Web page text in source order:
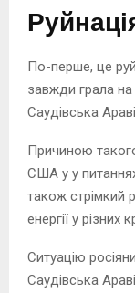
По-перше, це
завжди грала на
Саудівська
Причиною
США у у
також стрімкий
енергії у різних
Ситуацію
Саудівська